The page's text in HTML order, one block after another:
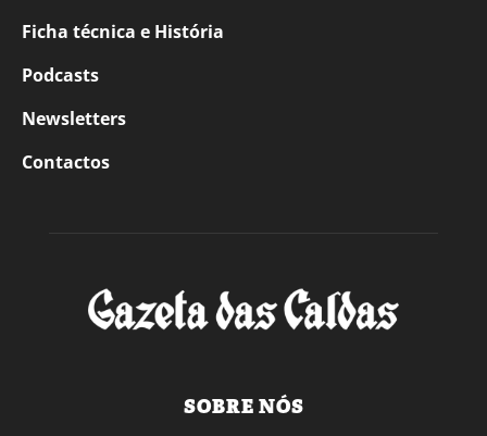
Ficha técnica e História
Podcasts
Newsletters
Contactos
SOBRE NÓS